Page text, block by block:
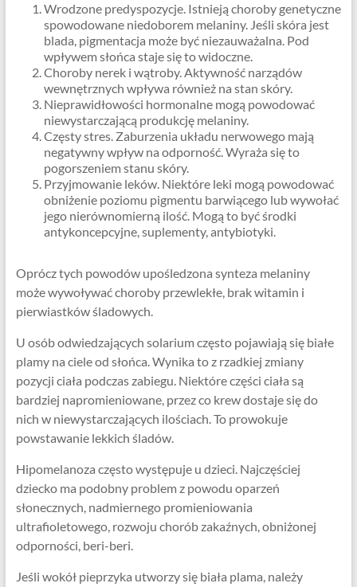
Wrodzone predyspozycje. Istnieją choroby genetyczne
spowodowane niedoborem melaniny. Jeśli skóra jest
blada, pigmentacja może być niezauważalna. Pod
wpływem słońca staje się to widoczne.
Choroby nerek i wątroby. Aktywność narządów
wewnętrznych wpływa również na stan skóry.
Nieprawidłowości hormonalne mogą powodować
niewystarczającą produkcję melaniny.
Częsty stres. Zaburzenia układu nerwowego mają
negatywny wpływ na odporność. Wyraża się to
pogorszeniem stanu skóry.
Przyjmowanie leków. Niektóre leki mogą powodować
obniżenie poziomu pigmentu barwiącego lub wywołać
jego nierównomierną ilość. Mogą to być środki
antykoncepcyjne, suplementy, antybiotyki.
Oprócz tych powodów upośledzona synteza melaniny
może wywoływać choroby przewlekłe, brak witamin i
pierwiastków śladowych.
U osób odwiedzających solarium często pojawiają się białe
plamy na ciele od słońca. Wynika to z rzadkiej zmiany
pozycji ciała podczas zabiegu. Niektóre części ciała są
bardziej napromieniowane, przez co krew dostaje się do
nich w niewystarczających ilościach. To prowokuje
powstawanie lekkich śladów.
Hipomelanoza często występuje u dzieci. Najczęściej
dziecko ma podobny problem z powodu oparzeń
słonecznych, nadmiernego promieniowania
ultrafioletowego, rozwoju chorób zakaźnych, obniżonej
odporności, beri-beri.
Jeśli wokół pieprzyka utworzy się biała plama, należy